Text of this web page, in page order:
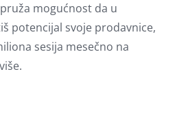
mogućnost da u
potencijal svoje prodavnice,
sesija mesečno na